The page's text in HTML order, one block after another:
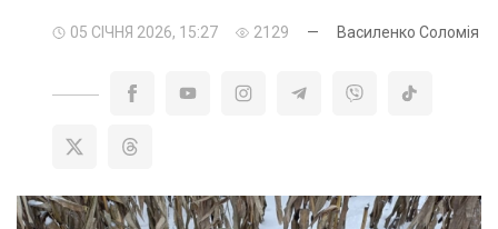
05 СІЧНЯ 2026, 15:27 2129 — Василенко Соломія